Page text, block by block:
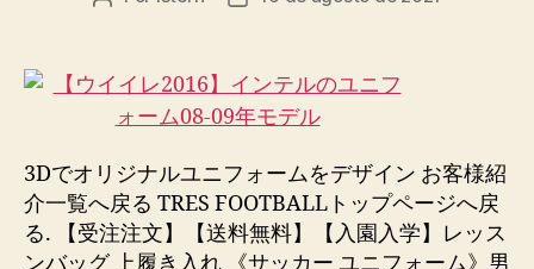
entrada
entrada
3Dでオリジナルユニフォームをデザイン お客様紹
介一覧へ戻る TRES FOOTBALLトップページへ戻
る. 【受注注文】【送料無料】【入園入学】レッス